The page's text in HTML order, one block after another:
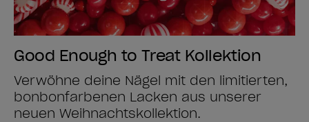
Good Enough to Treat Kollektion
Verwöhne deine Nägel mit den limitierten,
bonbonfarbenen Lacken aus unserer
neuen Weihnachtskollektion.